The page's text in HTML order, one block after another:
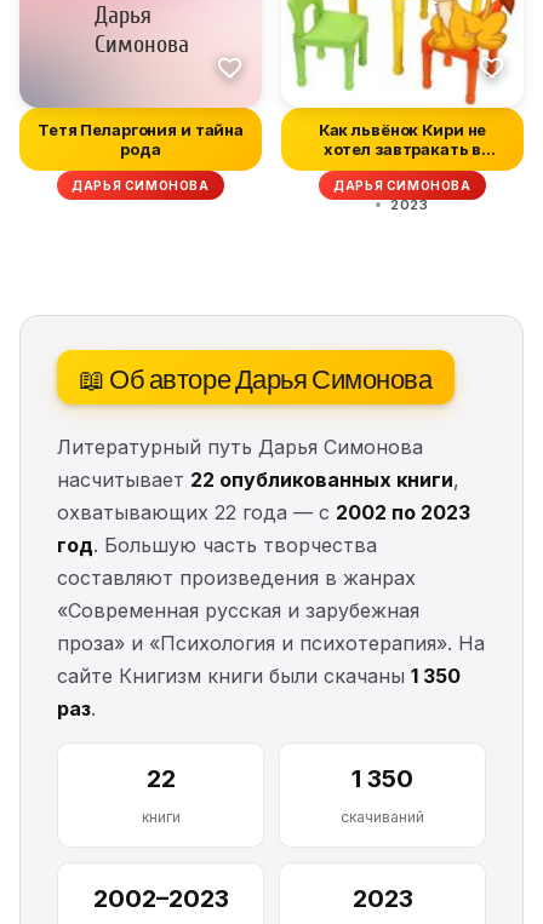
Тетя Пеларгония и тайна
рода
ДАРЬЯ СИМОНОВА
Как львёнок Кири не
хотел завтракать в
садике
ДАРЬЯ СИМОНОВА
2023
📖 Об авторе Дарья Симонова
Литературный путь Дарья Симонова
насчитывает 22 опубликованных книги,
охватывающих 22 года — с 2002 по 2023
год. Большую часть творчества
составляют произведения в жанрах
«Современная русская и зарубежная
проза» и «Психология и психотерапия». На
сайте Книгизм книги были скачаны 1 350
раз.
22
книги
1 350
скачиваний
2002–2023 2023